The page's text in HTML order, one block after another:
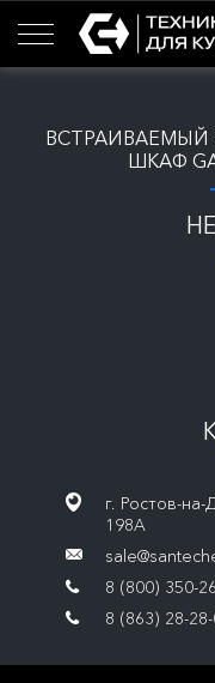
ВСТРАИВАЕМЫЙ
ШКАФ
г. Ростов-
198А
8 (800) 350-
8 (863) 28-